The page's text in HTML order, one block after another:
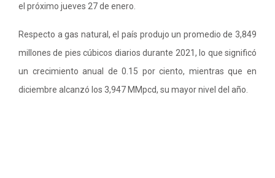
el próximo jueves 27 de enero.
Respecto a gas natural, el país produjo un promedio de 3,849
millones de pies cúbicos diarios durante 2021, lo que significó
un crecimiento anual de 0.15 por ciento, mientras que en
diciembre alcanzó los 3,947 MMpcd, su mayor nivel del año.